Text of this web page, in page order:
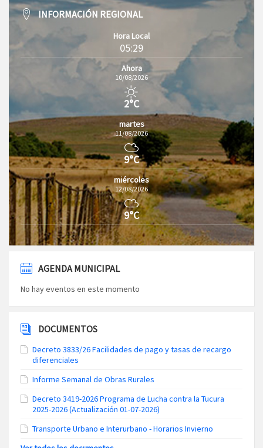
INFORMACIÓN REGIONAL
Hora Local
05:29
Ahora
10/08/2026
2°C
martes
11/08/2026
9°C
miércoles
12/08/2026
9°C
AGENDA MUNICIPAL
No hay eventos en este momento
DOCUMENTOS
Decreto 3833/26 Facilidades de pago y tasas de recargo
diferenciales
Informe Semanal de Obras Rurales
Decreto 3419-2026 Programa de Lucha contra la Tucura
2025-2026 (Actualización 01-07-2026)
Transporte Urbano e Interurbano - Horarios Invierno